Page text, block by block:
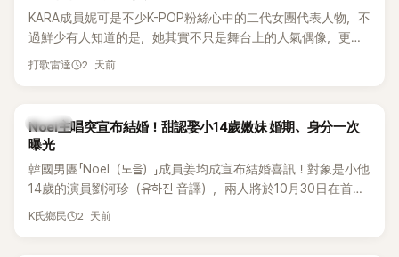
KARA成員妮可是不少K-POP粉絲心中的二代女團代表人物，不
過鮮少有人知道的是，她其實不只是舞台上的人氣偶像，更是
一名不折不扣的學霸。她日前在節目中透露，自己在美國就讀
打歌雷達 2 天前
K-POP
Noel主唱突宣布結婚！甜認娶小14歲嫩妹 婚期、身分一次
曝光
韓國男團「Noel（노을）」成員姜均成宣布結婚喜訊！對象是小他
14歲的演員劉河珍（유하진 音譯），兩人將於10月30日在首爾
低調舉辦婚禮，消息一出立刻引發關注。
K氏鄉民 2 天前